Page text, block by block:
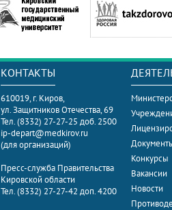
КОНТАКТЫ
610019, г. Киров,
ул. Защитников Отечества, 69
Тел. (8332) 27-27-25 доб. 2500
ip-depart@medkirov.ru
(для организаций)
Пресс-служба Правительства
Кировской области
Тел. (8332) 27-27-42 доп. 4200
Конкурсы
Вакансии
Новости